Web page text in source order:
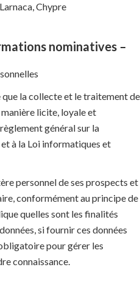
Chypre
nominatives –
que la collecte et le traitement de
licite, loyale et
général sur la
à la Loi informatiques et
personnel de ses prospects et
conformément au principe de
quelles sont les finalités
si fournir ces données
pour gérer les
connaissance.